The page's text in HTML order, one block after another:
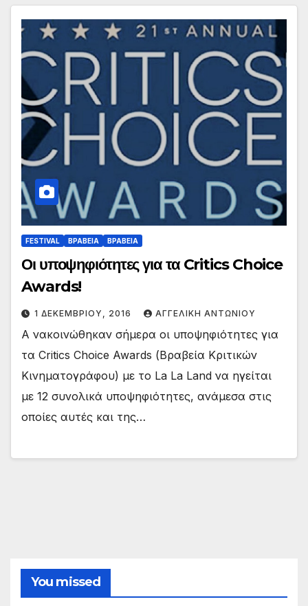
FESTIVAL ΒΡΑΒΕΙΑ ΒΡΑΒΕΙΑ
Οι υποψηφιότητες για τα Critics Choice
Awards!
1 ΔΕΚΕΜΒΡΊΟΥ, 2016 ΑΓΓΕΛΙΚΉ ΑΝΤΩΝΊΟΥ
Α νακοινώθηκαν σήμερα οι υποψηφιότητες για
τα Critics Choice Awards (Βραβεία Κριτικών
Κινηματογράφου) με το La La Land να ηγείται
με 12 συνολικά υποψηφιότητες, ανάμεσα στις
οποίες αυτές και της…
You missed